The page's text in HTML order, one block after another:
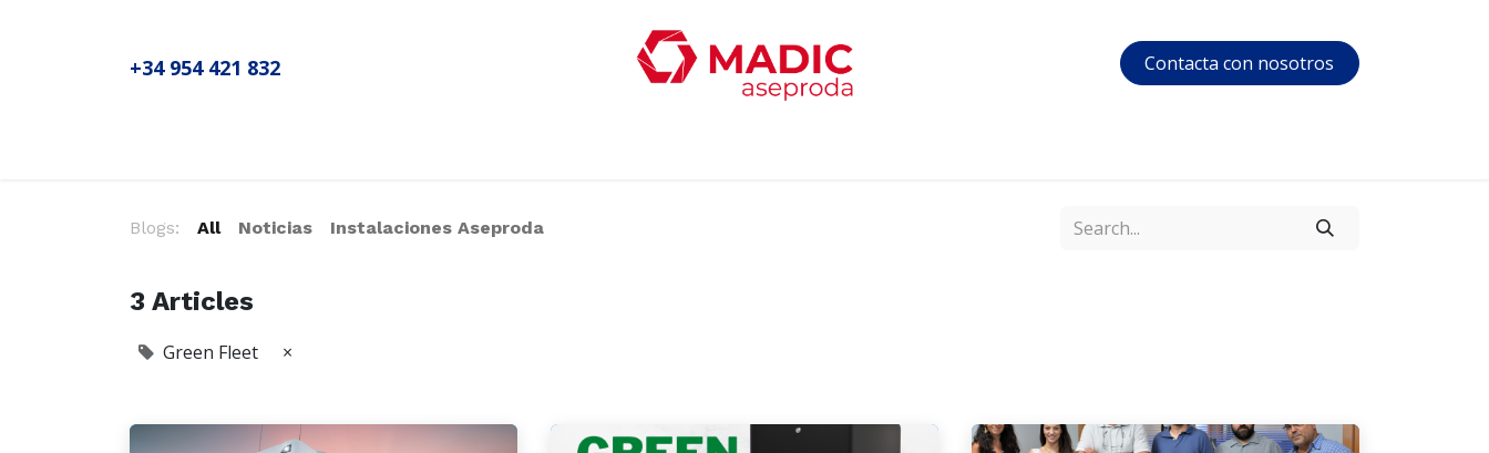
+34 954 421 832 Contacta con nosotros
Blogs: All Noticias Instalaciones Aseproda
3 Articles
Green Fleet ×